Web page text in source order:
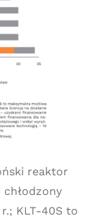
reaktor
KLT-40S to